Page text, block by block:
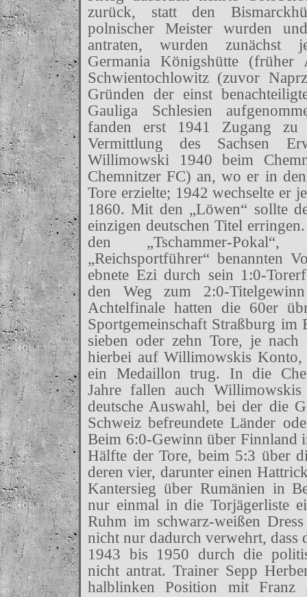
zurück, statt den
polnischer Meister wurden
antraten, wurden zunächst
Germania Königshütte
Schwientochlowitz (zuvor
Gründen der einst
Gauliga Schlesien
fanden erst 1941 Zugang zu
Vermittlung des Sachsen
Willimowski 1940 beim
Chemnitzer FC) an, wo er in
Tore erzielte; 1942 wechselte er
1860. Mit den „Löwen“ sollte
einzigen deutschen Titel
den „Tschammer-
„Reichsportführer“ benannten
ebnete Ezi durch sein 1:0-
den Weg zum 2:0-
Achtelfinale hatten die 60er
Sportgemeinschaft Straßburg im
sieben oder zehn Tore, je nach
hierbei auf Willimowskis Konto,
ein Medaillon trug. In die
Jahre fallen auch
deutsche Auswahl, bei der die
Schweiz befreundete Länder
Beim 6:0-Gewinn über Finnland
Hälfte der Tore, beim 5:3 über
deren vier, darunter einen
Kantersieg über Rumänien in
nur einmal in die Torjägerliste
Ruhm im schwarz-weißen
nicht nur dadurch verwehrt, dass
1943 bis 1950 durch die
nicht antrat. Trainer Sepp
halblinken Position mit Franz